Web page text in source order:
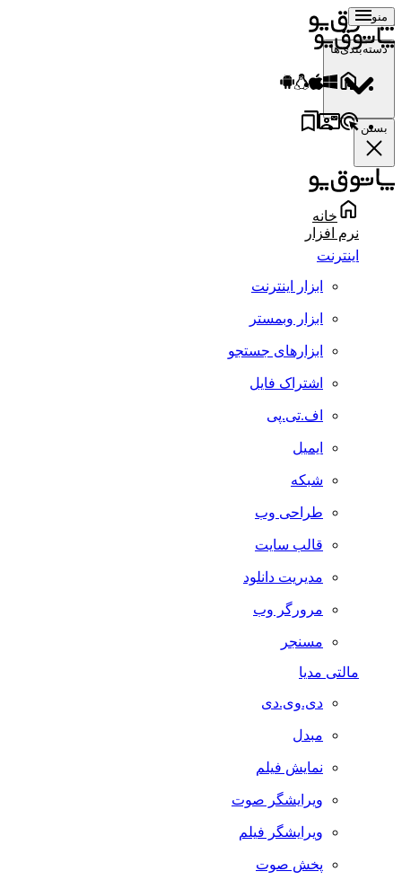
منو
دسته‌بندی‌ها
بستن
خانه
نرم افزار
اینترنت
ابزار اینترنت
ابزار وبمستر
ابزارهای جستجو
اشتراک فایل
اف.تی.پی
ایمیل
شبکه
طراحی وب
قالب سایت
مدیریت دانلود
مرورگر وب
مسنجر
مالتی مدیا
دی.وی.دی
مبدل
نمایش فیلم
ویرایشگر صوت
ویرایشگر فیلم
پخش صوت